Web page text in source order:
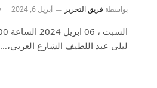
بواسطة فريق التحرير أبريل 6, 2024
ليلى عبد اللطيف الشارع العربي،…